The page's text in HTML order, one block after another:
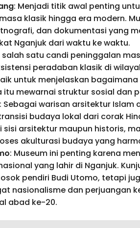
: Menjadi titik awal penting
klasik hingga era modern.
dan dokumentasi yang
Nganjuk dari waktu ke waktu.
salah satu candi peninggalan
peradaban klasik di
untuk menjelaskan
mewarnai struktur sosial dan
: Sebagai warisan arsitektur Islam
budaya lokal dari corak
sisi arsitektur maupun historis,
akulturasi budaya yang
: Museum ini penting karena
yang lahir di Nganjuk.
pendiri Budi Utomo, tetapi
nasionalisme dan perjuangan
abad ke-20.